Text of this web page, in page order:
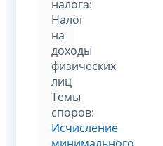
налога:
Налог
на
доходы
физических
лиц
Темы
споров:
Исчисление
минимального